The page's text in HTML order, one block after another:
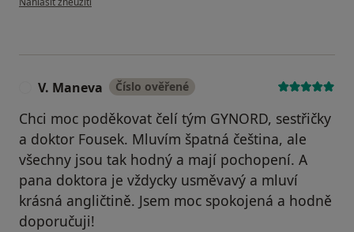
V. Maneva Číslo ověřené
Chci moc poděkovat čelí tým GYNORD, sestřičky
a doktor Fousek. Mluvím špatná čeština, ale
všechny jsou tak hodný a mají pochopení. A
pana doktora je vždycky usměvavý a mluví
krásná angličtině. Jsem moc spokojená a hodně
doporučuji!